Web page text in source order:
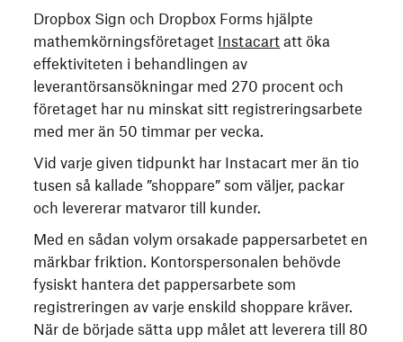
Dropbox Sign och Dropbox Forms hjälpte
mathemkörningsföretaget Instacart att öka
effektiviteten i behandlingen av
leverantörsansökningar med 270 procent och
företaget har nu minskat sitt registreringsarbete
med mer än 50 timmar per vecka.
Vid varje given tidpunkt har Instacart mer än tio
tusen så kallade ”shoppare” som väljer, packar
och levererar matvaror till kunder.
Med en sådan volym orsakade pappersarbetet en
märkbar friktion. Kontorspersonalen behövde
fysiskt hantera det pappersarbete som
registreringen av varje enskild shoppare kräver.
När de började sätta upp målet att leverera till 80